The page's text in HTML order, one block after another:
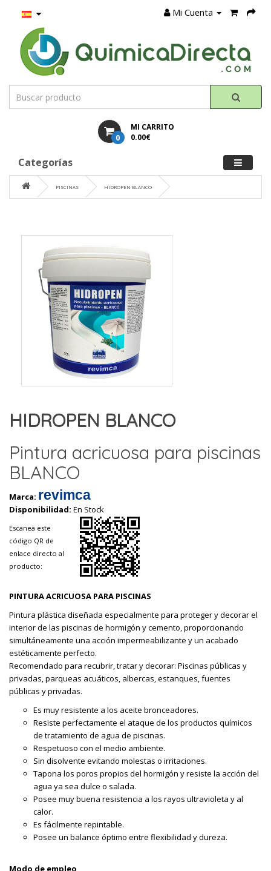
Mi Cuenta
MI CARRITO
0 0.00€
Categorías
PISCINAS HIDROPEN BLANCO
HIDROPEN BLANCO
Pintura acricuosa para piscinas
BLANCO
Marca: revimca
Disponibilidad: En Stock
Escanea este
código QR de
enlace directo al
producto:
PINTURA ACRICUOSA PARA PISCINAS
Pintura plástica diseñada especialmente para proteger y decorar el
interior de las piscinas de hormigón y cemento, proporcionando
simultáneamente una acción impermeabilizante y un acabado
estéticamente perfecto.
Recomendado para recubrir, tratar y decorar: Piscinas públicas y
privadas, parqueas acuáticos, albercas, estanques, fuentes
públicas y privadas.
Es muy resistente a los aceite bronceadores.
Resiste perfectamente el ataque de los productos químicos
de tratamiento de agua de piscinas.
Respetuoso con el medio ambiente.
Sin disolvente evitando molestas o irritaciones.
Tapona los poros propios del hormigón y resiste la acción del
agua ya sea dulce o salada.
Posee muy buena resistencia a los rayos ultravioleta y al
calor.
Es fácilmente repintable.
Posee un balance óptimo entre flexibilidad y dureza.
Modo de empleo